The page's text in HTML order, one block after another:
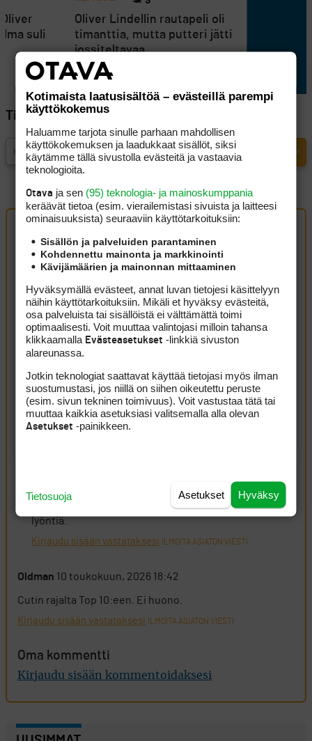
Oliver Lindellin rautapeli oli
timanttia, mutta putteri jätti
jossiteltavaa
suli
Tilaa Golfpisteen uutiskirje
Artikkelin kommentit (3 kpl)
ruukku 10 toukokuun, 2026 17:09
Näyttää tahti vain kiihtyneen, kun viimeinen kierros on
puolivälissä. 9 reikää -6 ja ero toisena olevaan olevaan on
12 lyöntiä. Euroopan tourin ennätys ero 1 ja 2 välillä taitaa
olla 11 lyöntiä, kun puhutaan omista kisoista, mutta 15
lyöntiä, jos huomioidaan Tiger Woodsin voitto vuoden
2000 US Openissa. Kaikki major kiertueet mukaanlukien
ennätys on ilmeisesti 16 löyntiä PGA tourilta, mutta
noista viimeisen on vuodelta 1948 tekoälyn mukaan.
Paha sulaminen takaysille ja voittomarginaali vain 14
lyöntiä.
Kirjaudu sisään vastataksesi ILMOITA ASIATON VIESTI
Oldman 10 toukokuun, 2026 18:42
Cutin rajalta Top 10:een. Ei huono.
Kirjaudu sisään vastataksesi ILMOITA ASIATON VIESTI
Oma kommentti
Kirjaudu sisään kommentoidaksesi
Kotimaista laatusisältöä – evästeillä parempi
käyttökokemus
Haluamme tarjota sinulle parhaan mahdollisen
käyttökokemuksen ja laadukkaat sisällöt, siksi
käytämme tällä sivustolla evästeitä ja vastaavia
teknologioita.
Otava ja sen (95) teknologia- ja mainoskumppania
keräävät tietoa (esim. vierailemis­tasi sivuista ja laitteesi
ominaisuuk­sista) seuraaviin käyttötarkoituksiin:
Sisällön ja palveluiden parantaminen
Kohdennettu mainonta ja markkinointi
Kävijämäärien ja mainonnan mittaaminen
Hyväksymällä evästeet, annat luvan tietojesi käsittelyyn
näihin käyttötarkoituksiin. Mikäli et hyväksy evästeitä,
osa palveluista tai sisällöistä ei välttämättä toimi
optimaalisesti. Voit muuttaa valintojasi milloin tahansa
klikkaamalla Evästeasetukset -linkkiä sivuston
alareunassa.
Jotkin teknologiat saattavat käyttää tietojasi myös ilman
suostumustasi, jos niillä on siihen oikeutettu peruste
(esim. sivun tekninen toimivuus). Voit vastustaa tätä tai
muuttaa kaikkia asetuksiasi valitsemalla alla olevan
Asetukset -painikkeen.
Hyväksy
Asetukset
Tietosuoja